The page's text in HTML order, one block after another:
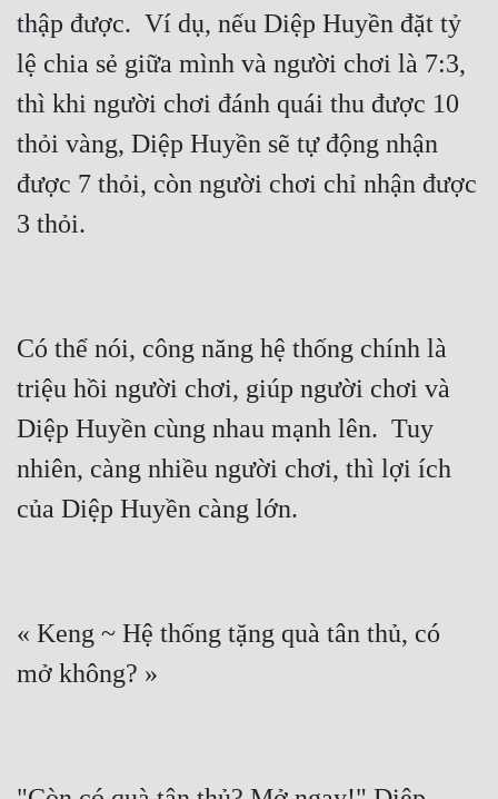
thập được.  Ví dụ, nếu Diệp Huyền đặt tỷ
lệ chia sẻ giữa mình và người chơi là 7:3,
thì khi người chơi đánh quái thu được 10
thỏi vàng, Diệp Huyền sẽ tự động nhận
được 7 thỏi, còn người chơi chỉ nhận được
Có thể nói, công năng hệ thống chính là
triệu hồi người chơi, giúp người chơi và
Diệp Huyền cùng nhau mạnh lên.  Tuy
nhiên, càng nhiều người chơi, thì lợi ích
« Keng ~ Hệ thống tặng quà tân thủ, có